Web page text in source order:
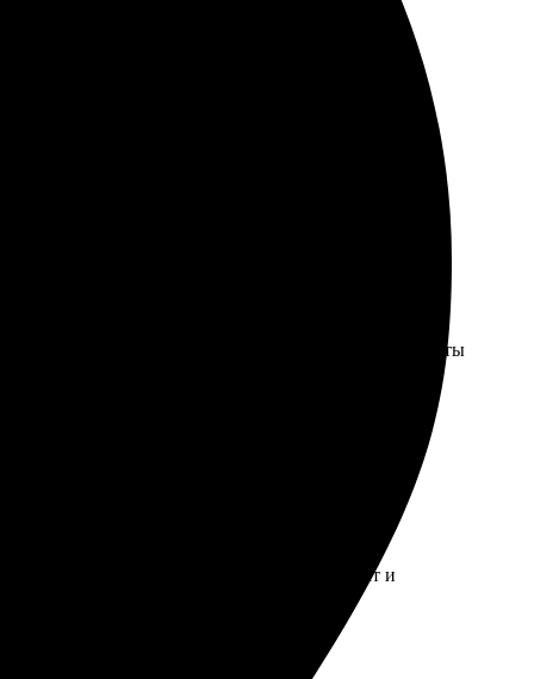
Заказала в один клик, и через пару дней забрала
всё аккуратно и с заботой. Определенно
помогла с выбором, сработали на отлично! Блокноты
и ждал. Получил качественный результат и